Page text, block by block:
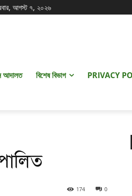
আগস্ট ৭, ২০২৬
বিশেষ বিভাগ PRIVACY
0
174